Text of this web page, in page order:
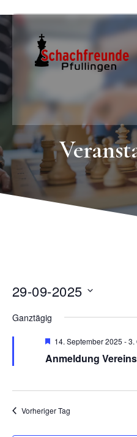
29-09-2025
wählen.
Ganztägig
Empfohlen
14. September 2025 -3.
Anmeldung
Vorheriger Tag